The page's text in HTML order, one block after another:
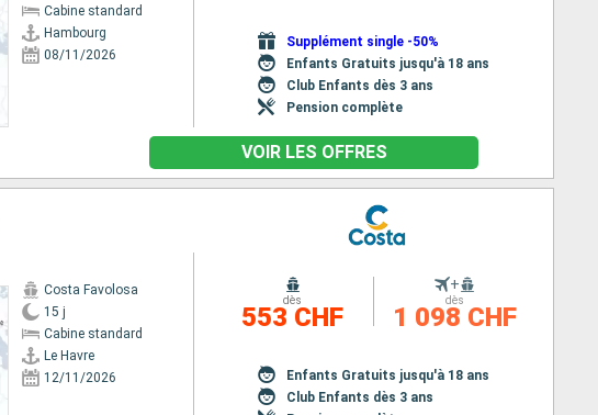
Cabine standard
Hambourg
08/11/2026
Supplément single -50%
Enfants Gratuits jusqu'à 18 ans
Club Enfants dès 3 ans
Pension complète
VOIR LES OFFRES
Costa Favolosa
15 j
Cabine standard
Le Havre
12/11/2026
dès
553 CHF
+
dès
1 098 CHF
Enfants Gratuits jusqu'à 18 ans
Club Enfants dès 3 ans